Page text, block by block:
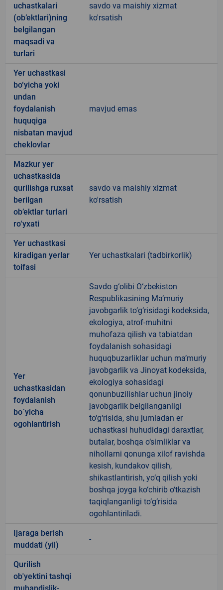
uchastkalari
(ob’ektlari)ning
belgilangan
maqsadi va
turlari
savdo va maishiy xizmat
ko'rsatish
Yer uchastkasi
bo‘yicha yoki
undan
foydalanish
huquqiga
nisbatan mavjud
cheklovlar
mavjud emas
Mazkur yer
uchastkasida
qurilishga ruxsat
berilgan
ob’ektlar turlari
ro‘yxati
savdo va maishiy xizmat
ko'rsatish
Yer uchastkasi
kiradigan yerlar
toifasi
Yer uchastkalari (tadbirkorlik)
Yer
uchastkasidan
foydalanish
bo`yicha
ogohlantirish
Savdo g‘olibi O‘zbekiston
Respublikasining Ma’muriy
javobgarlik to‘g‘risidagi kodeksida,
ekologiya, atrof-muhitni
muhofaza qilish va tabiatdan
foydalanish sohasidagi
huquqbuzarliklar uchun ma’muriy
javobgarlik va Jinoyat kodeksida,
ekologiya sohasidagi
qonunbuzilishlar uchun jinoiy
javobgarlik belgilanganligi
to‘g‘risida, shu jumladan er
uchastkasi huhudidagi daraxtlar,
butalar, boshqa o‘simliklar va
nihollarni qonunga xilof ravishda
kesish, kundakov qilish,
shikastlantirish, yo‘q qilish yoki
boshqa joyga ko‘chirib o‘tkazish
taqiqlanganligi to‘g‘risida
ogohlantiriladi.
Ijaraga berish
muddati (yil)
-
Qurilish
ob'yektini tashqi